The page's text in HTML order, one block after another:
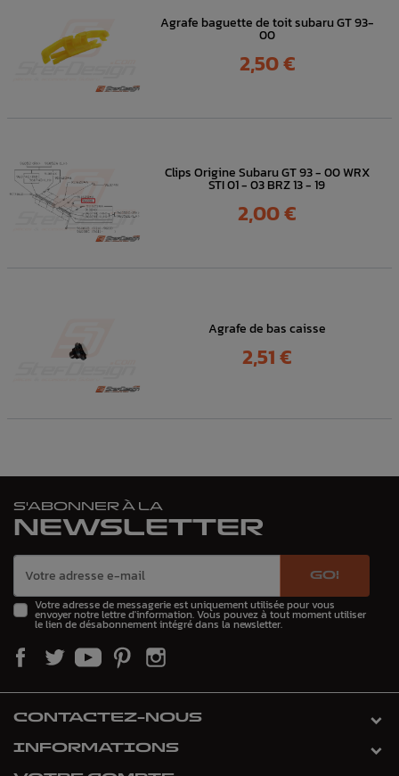
Agrafe baguette de toit subaru GT 93-
00
Prix
2,50 €
Clips Origine Subaru GT 93 - 00 WRX
STI 01 - 03 BRZ 13 - 19
Prix
2,00 €
Agrafe de bas caisse
Prix
2,51 €
S'ABONNER À LA
NEWSLETTER
GO!
Votre adresse de messagerie est uniquement utilisée pour vous
envoyer notre lettre d'information. Vous pouvez à tout moment utiliser
le lien de désabonnement intégré dans la newsletter.
CONTACTEZ-NOUS
INFORMATIONS